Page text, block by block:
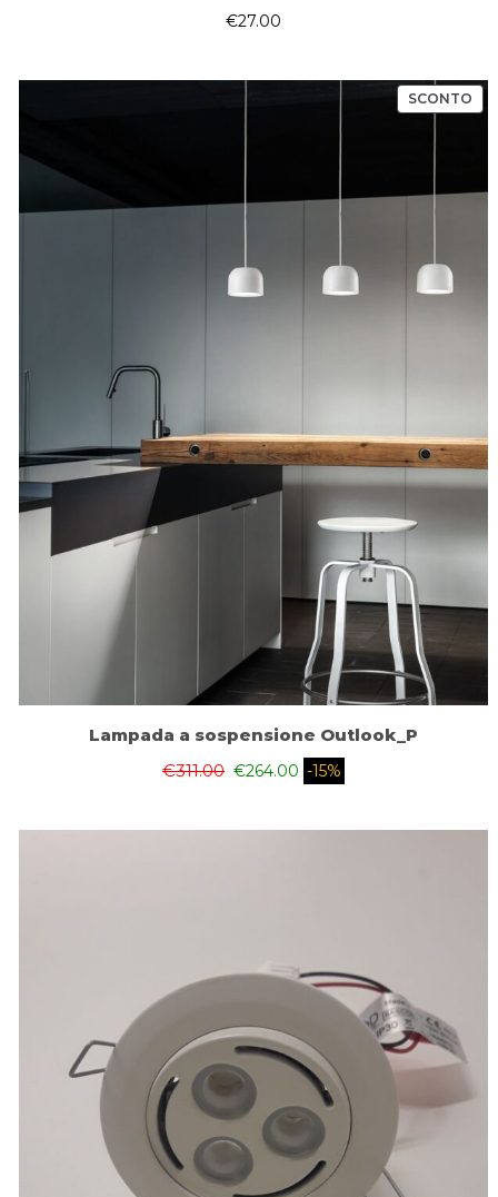
€27.00
SCONTO
IN
Lampada a sospensione Outlook_P
€311.00 €264.00 -15%